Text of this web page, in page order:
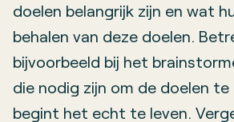
doelen belangrijk zijn en wat
behalen van deze doelen.
bijvoorbeeld bij het
die nodig zijn om de doelen te
begint het echt te leven.